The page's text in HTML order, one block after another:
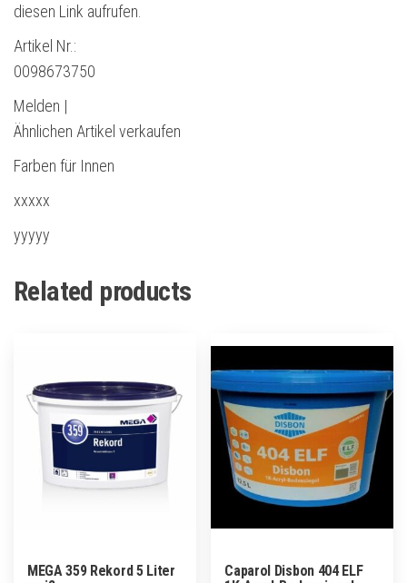
diesen Link aufrufen.
Artikel Nr.:
0098673750
Melden |
Ähnlichen Artikel verkaufen
Farben für Innen
xxxxx
yyyyy
Related products
MEGA 359 Rekord 5 Liter
Caparol Disbon 404 ELF